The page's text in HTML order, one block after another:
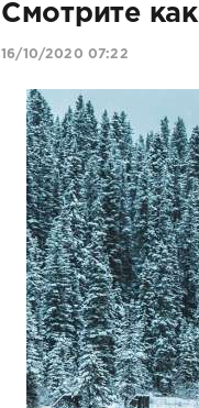
Смотрите
16/10/2020 07:22